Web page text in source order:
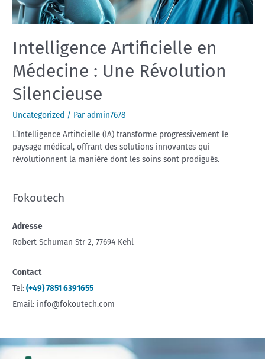
Intelligence Artificielle en
Médecine : Une Révolution
Silencieuse
Uncategorized / Paradmin7678
L’Intelligence Artificielle (IA) transforme progressivement le
paysage médical, offrant des solutions innovantes qui
révolutionnent la manière dont les soins sont prodigués.
Fokoutech
Adresse
Robert Schuman Str 2, 77694 Kehl
Contact
Tel:(+49) 7851 6391655
Email: info@fokoutech.com